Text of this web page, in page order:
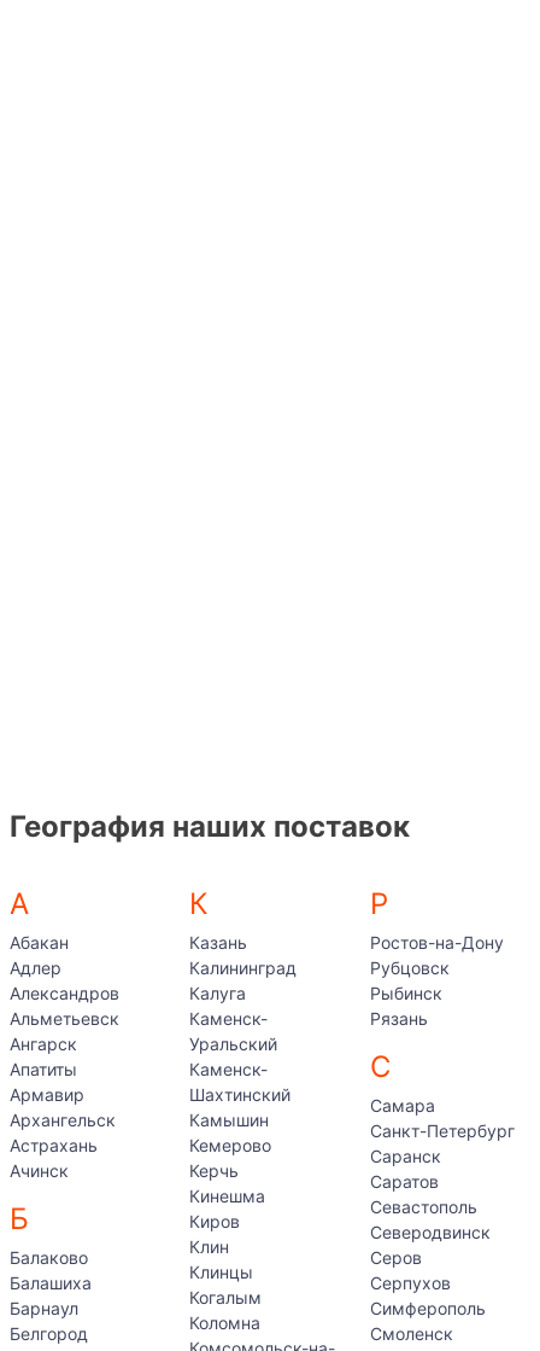
География наших поставок
А
Абакан
Адлер
Александров
Альметьевск
Ангарск
Апатиты
Армавир
Архангельск
Астрахань
Ачинск
Б
Балаково
Балашиха
Барнаул
Белгород
К
Казань
Калининград
Калуга
Каменск-
Уральский
Каменск-
Шахтинский
Камышин
Кемерово
Керчь
Кинешма
Киров
Клин
Клинцы
Когалым
Коломна
Р
Ростов-на-Дону
Рубцовск
Рыбинск
Рязань
С
Самара
Санкт-Петербург
Саранск
Саратов
Севастополь
Северодвинск
Серов
Серпухов
Симферополь
Смоленск